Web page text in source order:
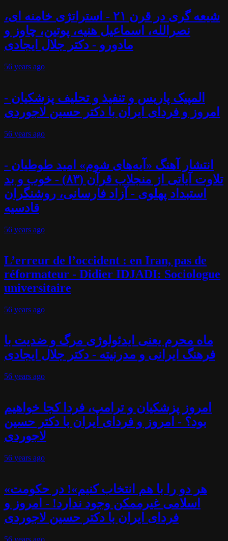
شیعه گری در قرن ۲۱ - استراتژی خامنه ای،
نصرالله، اسماعیل هنیه، پوتین، چاوز و
مادورو - دکتر جلال ایجادی
56 years ago
المپیک پاریس و تنفیذ و تحلیف پزشکیان -
امروز و فردای ایران با دکتر حسین لاجوردی
56 years ago
انتشار آهنگ «آیه‌های شوم» امید طوطیان -
تلاوت آیاتی از منجلاب قرآن (۸۳) - خوب و بد
استبداد پهلوی - آزاد فارسانی، روشنگران
قادسیه
56 years ago
L’erreur de l’occident : en Iran, pas de
réformateur - Didier IDJADI: Sociologue
universitaire
56 years ago
ماه محرم یعنی ایدئولوژی مرگ و ضدیت با
فرهنگ ایرانی و مدرنیته - دکتر جلال ایجادی
56 years ago
امروز پزشکیان و ترامپ، فردا کجا خواهیم
بود؟ - امروز و فردای ایران با دکتر حسین
لاجوردی
56 years ago
«هر دو را با هم انتخاب کنیم»! در حکومت
اسلامی غیرممکن وجود ندارد! - امروز و
فردای ایران با دکتر حسین لاجوردی
56 years ago